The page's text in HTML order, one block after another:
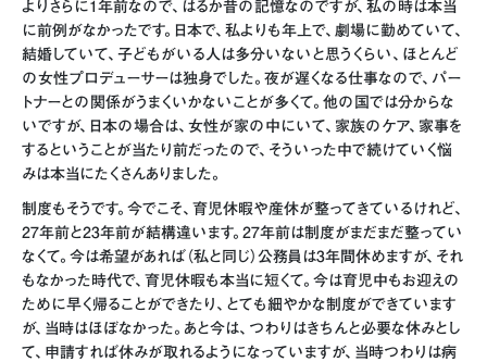
よりさらに1年前なので、はるか昔の記憶なのですが、私の時は本当
に前例がなかったです。日本で、私よりも年上で、劇場に勤めていて、
結婚していて、子どもがいる人は多分いないと思うくらい、ほとんど
の女性プロデューサーは独身でした。夜が遅くなる仕事なので、パー
トナーとの関係がうまくいかないことが多くて。他の国では分からな
いですが、日本の場合は、女性が家の中にいて、家族のケア、家事を
するということが当たり前だったので、そういった中で続けていく悩
みは本当にたくさんありました。
制度もそうです。今でこそ、育児休暇や産休が整ってきているけれど、
27年前と23年前が結構違います。27年前は制度がまだまだ整ってい
なくて。今は希望があれば（私と同じ）公務員は3年間休めますが、それ
もなかった時代で、育児休暇も本当に短くて。今は育児中もお迎えの
ために早く帰ることができたり、とても細やかな制度ができています
が、当時はほぼなかった。あと今は、つわりはきちんと必要な休みとし
て、申請すれば休みが取れるようになっていますが、当時つわりは病